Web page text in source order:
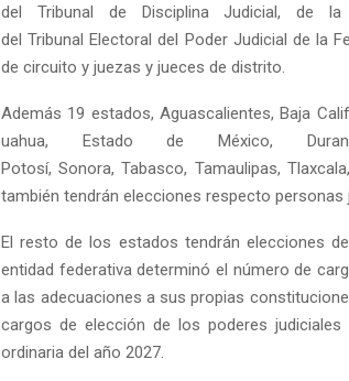
del Tribunal de Disciplina Judicial, de
del Tribunal Electoral del Poder Judicial de la
de circuito y juezas y jueces de distrito.
Además 19 estados, Aguascalientes, Baja
uahua, Estado de México,
Potosí, Sonora, Tabasco, Tamaulipas,
también tendrán elecciones respecto personas
El resto de los estados tendrán elecciones
entidad federativa determinó el número de
a las adecuaciones a sus propias con
cargos de elección de los poderes
ordinaria del año 2027.